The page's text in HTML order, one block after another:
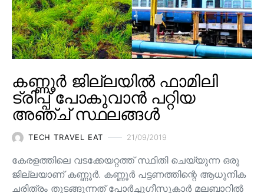
കണ്ണൂർ ജില്ലയിൽ ഫാമിലി
ട്രിപ്പ് പോകുവാൻ പറ്റിയ
അഞ്ച് സ്ഥലങ്ങൾ
TECH TRAVEL EAT 21/09/2019
കേരളത്തിലെ വടക്കേയറ്റത്ത് സ്ഥിതി ചെയ്യുന്ന ഒരു
ജില്ലയാണ് കണ്ണൂർ. കണ്ണൂർ പട്ടണത്തിന്റെ ആധുനിക
ചരിത്രം തുടങ്ങുന്നത് പോർച്ചുഗീസുകാർ മലബാറിൽ